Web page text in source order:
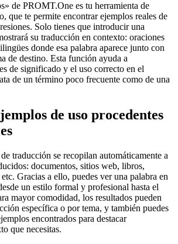
de PROMT.One es tu herramienta de
que te permite encontrar ejemplos reales de
Solo tienes que introducir una
su traducción en contexto: oraciones
donde esa palabra aparece junto con
de destino. Esta función ayuda a
de significado y el uso correcto en el
de un término poco frecuente como de una
de uso procedentes
traducción se recopilan automáticamente a
documentos, sitios web, libros,
Gracias a ello, puedes ver una palabra en
un estilo formal y profesional hasta el
mayor comodidad, los resultados pueden
específica o por tema, y también puedes
encontrados para destacar
que necesitas.